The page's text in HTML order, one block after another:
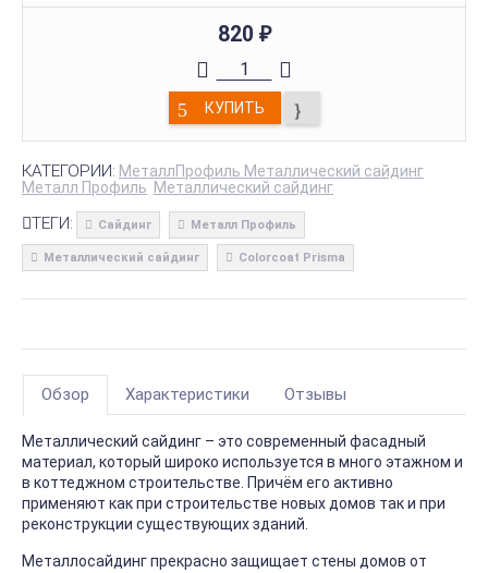
820 ₽
КУПИТЬ
КАТЕГОРИИ: МеталлПрофиль Металлический сайдинг
Металл Профиль Металлический сайдинг
ТЕГИ: Сайдинг Металл Профиль
Металлический сайдинг Colorcoat Prisma
Обзор Характеристики Отзывы
Металлический сайдинг – это современный фасадный
материал, который широко используется в много этажном и
в коттеджном строительстве. Причём его активно
применяют как при строительстве новых домов так и при
реконструкции существующих зданий.
Металлосайдинг прекрасно защищает стены домов от